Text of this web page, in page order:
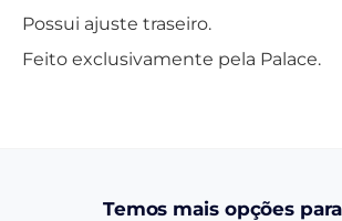
Possui ajuste traseiro.
Feito exclusivamente pela Palace.
Temos mais opções